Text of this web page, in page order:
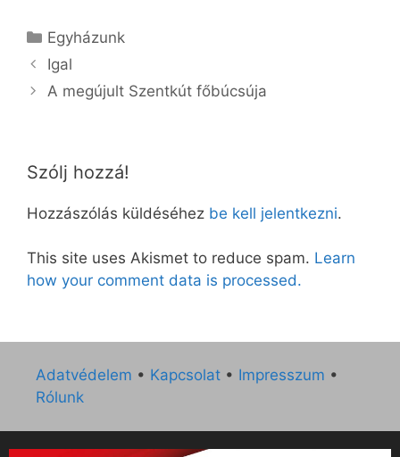
Kategória
Egyházunk
Igal
A megújult Szentkút főbúcsúja
Szólj hozzá!
Hozzászólás küldéséhez be kell jelentkezni.
This site uses Akismet to reduce spam. Learn
how your comment data is processed.
Adatvédelem • Kapcsolat • Impresszum •
Rólunk